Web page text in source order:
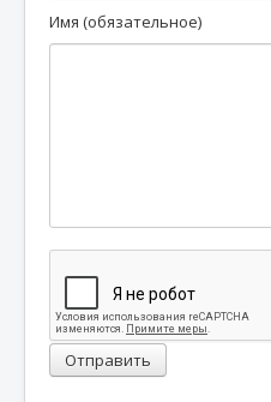
Имя (обязательное)
Отправить